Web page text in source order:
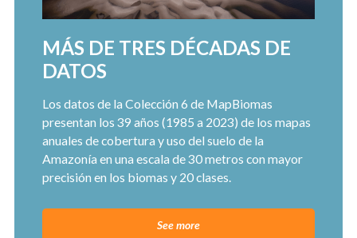
MÁS DE TRES DÉCADAS DE
DATOS
Los datos de la Colección 6 de MapBiomas
presentan los 39 años (1985 a 2023) de los mapas
anuales de cobertura y uso del suelo de la
Amazonía en una escala de 30 metros con mayor
precisión en los biomas y 20 clases.
See more